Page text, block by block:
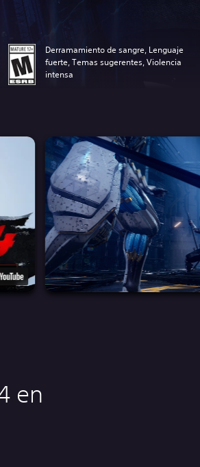
Derramamiento de sangre, Lenguaje
fuerte, Temas sugerentes, Violencia
intensa
en